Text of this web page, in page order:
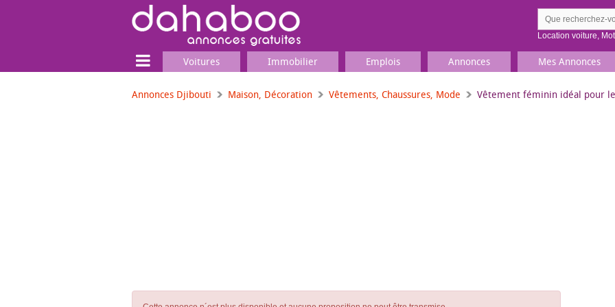
Location voiture,
Voitures Immobilier Emplois Annonces Mes Annonces
Annonces Djibouti Maison, Décoration Vêtements, Chaussures, Mode Vêtement féminin idéal pour